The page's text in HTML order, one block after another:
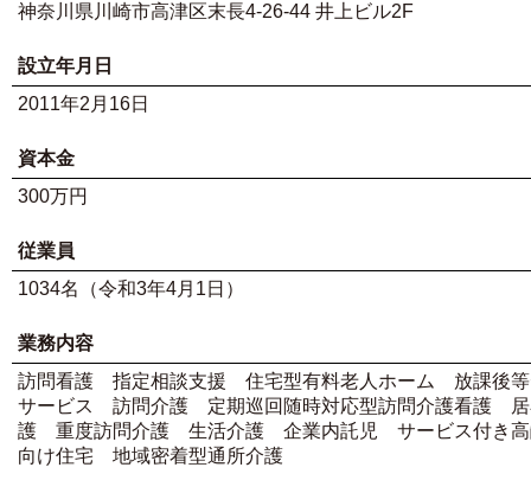
神奈川県川崎市高津区末長4-26-44 井上ビル2F
設立年月日
2011年2月16日
資本金
300万円
従業員
1034名（令和3年4月1日）
業務内容
訪問看護 指定相談支援 住宅型有料老人ホーム 放課後等
サービス 訪問介護 定期巡回随時対応型訪問介護看護 居
護 重度訪問介護 生活介護 企業内託児 サービス付き高
向け住宅 地域密着型通所介護